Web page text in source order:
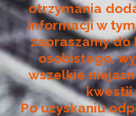
otrzymania
informacji w
zapraszamy do
osobistego,
wszelkie
kwestii.
Po uzyskaniu